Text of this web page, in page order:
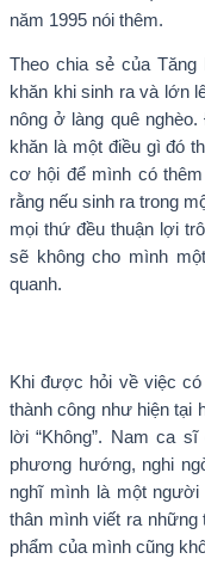
năm 1995 nói thêm.
Theo chia sẻ của
khăn khi sinh ra và lớn
nông ở làng quê
khăn là một điều gì đó
cơ hội để mình có
rằng nếu sinh ra trong
mọi thứ đều thuận lợi
sẽ không cho mình
quanh.
Khi được hỏi về việc
thành công như hiện tại
lời “Không”. Nam ca
phương hướng, nghi
nghĩ mình là một
thân mình viết ra
phẩm của mình cũng